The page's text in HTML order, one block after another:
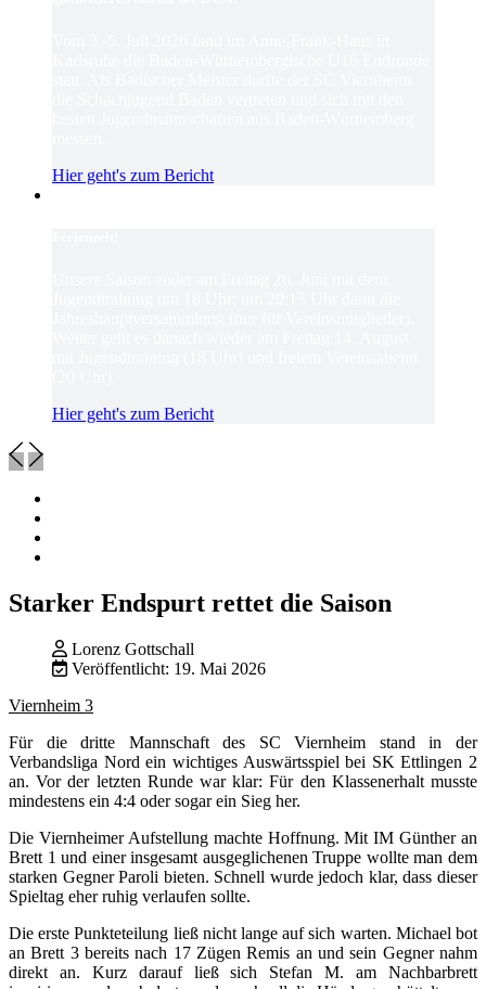
Hier geht's zum Bericht
Hier geht's zum Bericht
Starker Endspurt rettet die Saison
Lorenz Gottschall
Veröffentlicht: 19. Mai 2026
Viernheim 3
Für die dritte Mannschaft des SC Viernheim stand in der
Verbandsliga Nord ein wichtiges Auswärtsspiel bei SK Ettlingen 2
an. Vor der letzten Runde war klar: Für den Klassenerhalt musste
mindestens ein 4:4 oder sogar ein Sieg her.
Die Viernheimer Aufstellung machte Hoffnung. Mit IM Günther an
Brett 1 und einer insgesamt ausgeglichenen Truppe wollte man dem
starken Gegner Paroli bieten. Schnell wurde jedoch klar, dass dieser
Spieltag eher ruhig verlaufen sollte.
Die erste Punkteteilung ließ nicht lange auf sich warten. Michael bot
an Brett 3 bereits nach 17 Zügen Remis an und sein Gegner nahm
direkt an. Kurz darauf ließ sich Stefan M. am Nachbarbrett